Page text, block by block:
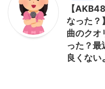
【
なった？
曲のクオ
った？
良くない